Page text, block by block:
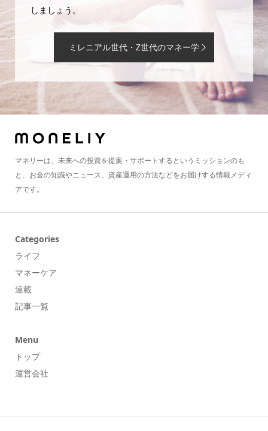
しましょう。
ミレニアル世代・Z世代のマネー学
マネリーは、未来への投資を提案・サポートするというミッションのも
と、お金の知識やニュース、資産運用の方法などをお届けする情報メディ
アです。
Categories
ライフ
マネーケア
連載
記事一覧
Menu
トップ
運営会社